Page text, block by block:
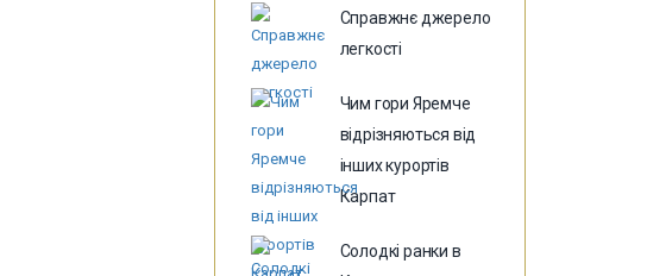
Справжнє джерело
легкості
Чим гори Яремче
відрізняються від
інших курортів
Карпат
Солодкі ранки в